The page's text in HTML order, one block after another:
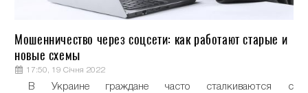
Мошенничество через соцсети: как работают старые и
новые схемы
17:50, 19 Січня 2022
В Украине граждане часто сталкиваются с